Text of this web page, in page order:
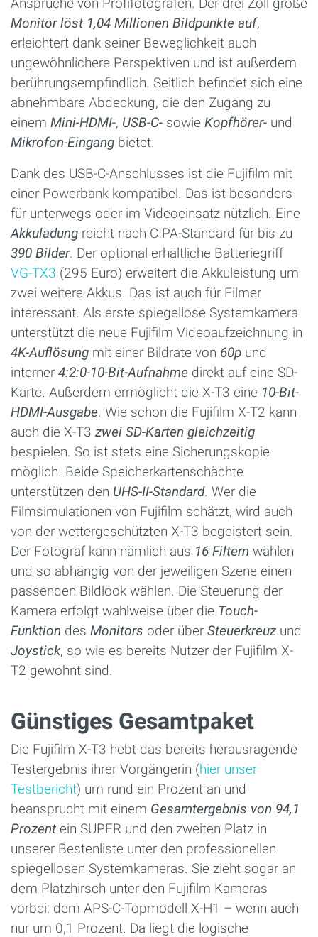
Monitor löst 1,04 Millionen Bildpunkte auf,
erleichtert dank seiner Beweglichkeit auch
ungewöhnlichere Perspektiven und ist außerdem
berührungsempfindlich. Seitlich befindet sich eine
abnehmbare Abdeckung, die den Zugang zu
einem Mini-HDMI-, USB-C- sowie Kopfhörer- und
Mikrofon-Eingang bietet.
Dank des USB-C-Anschlusses ist die Fujifilm mit
einer Powerbank kompatibel. Das ist besonders
für unterwegs oder im Videoeinsatz nützlich. Eine
Akkuladung reicht nach CIPA-Standard für bis zu
390 Bilder. Der optional erhältliche Batteriegriff
VG-TX3 (295 Euro) erweitert die Akkuleistung um
zwei weitere Akkus. Das ist auch für Filmer
interessant. Als erste spiegellose Systemkamera
unterstützt die neue Fujifilm Videoaufzeichnung in
4K-Auflösung mit einer Bildrate von 60p und
interner 4:2:0-10-Bit-Aufnahme direkt auf eine SD-
Karte. Außerdem ermöglicht die X-T3 eine 10-Bit-
HDMI-Ausgabe. Wie schon die Fujifilm X-T2 kann
auch die X-T3 zwei SD-Karten gleichzeitig
bespielen. So ist stets eine Sicherungskopie
möglich. Beide Speicherkartenschächte
unterstützen den UHS-II-Standard. Wer die
Filmsimulationen von Fujifilm schätzt, wird auch
von der wettergeschützten X-T3 begeistert sein.
Der Fotograf kann nämlich aus 16 Filtern wählen
und so abhängig von der jeweiligen Szene einen
passenden Bildlook wählen. Die Steuerung der
Kamera erfolgt wahlweise über die Touch-
Funktion des Monitors oder über Steuerkreuz und
Joystick, so wie es bereits Nutzer der Fujifilm X-
T2 gewohnt sind.
Günstiges Gesamtpaket
Die Fujifilm X-T3 hebt das bereits herausragende
Testergebnis ihrer Vorgängerin (hier unser
Testbericht) um rund ein Prozent an und
beansprucht mit einem Gesamtergebnis von 94,1
Prozent ein SUPER und den zweiten Platz in
unserer Bestenliste unter den professionellen
spiegellosen Systemkameras. Sie zieht sogar an
dem Platzhirsch unter den Fujifilm Kameras
vorbei: dem APS-C-Topmodell X-H1 – wenn auch
nur um 0,1 Prozent. Da liegt die logische